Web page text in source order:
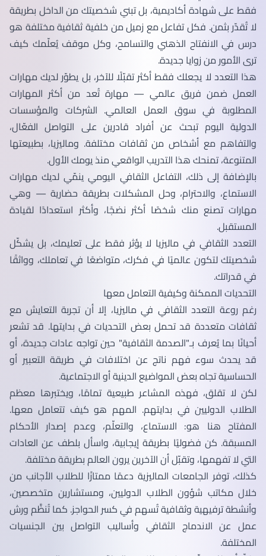
فقط على شهادة أكاديمية، بل تبني شخصيتك من الداخل بطريقة
لا تُقدّر بثمن. فكل تفاعل مع زميل من خلفية ثقافية مختلفة هو
درس في الانفتاح الذهني والتسامح، وكل موقف يُعلّمك كيف
ترى الأمور من زوايا جديدة.
هذا التعدد لا يجعلك فقط أكثر تقبّلًا للآخر، بل يطوّر لديك مهارات
العمل ضمن فريق عالمي — مهارة تُعد من أكثر المهارات
المطلوبة في سوق العمل العالمي. الشركات والمؤسسات
الدولية اليوم تبحث عن أفراد قادرين على التواصل الفعّال،
والتفاهم مع أشخاص من ثقافات مختلفة. وماليزيا، بطبيعتها
المتنوعة، تمنحك هذا التدريب الواقعي منذ يومك الأول.
بالإضافة إلى ذلك، التفاعل الثقافي اليومي ينمّي لديك مهارات
الاستماع، والاحترام، وحل المشكلات بطريقة حضارية — وهي
مهارات تصنع منك شخصًا أكثر نضجًا، وأكثر استعدادًا لقيادة
المستقبل.
التعدد الثقافي في ماليزيا لا يؤثر فقط على تعليمك، بل يشكّل
شخصيتك لتكون عالميًا في فكرك، متواضعًا في تعاملك، وواثقًا
في قدراتك.
التحديات الممكنة وكيفية التعامل معها
رغم روعة التعدد الثقافي في ماليزيا، إلا أن تجربة التعايش مع
ثقافات متعددة قد تحمل بعض التحديات في بدايتها. قد تشعر
أحيانًا بما يُعرف بـ"الصدمة الثقافية" حين تواجه عادات جديدة، أو
قد يحدث سوء فهم ناتج عن اختلافات في طريقة التعبير أو
الحساسية تجاه بعض المواضيع الدينية أو الاجتماعية.
لكن لا تقلق، فهذه المشاعر طبيعية تمامًا، ويختبرها معظم
الطلاب الدوليين في بدايتهم. المهم هو كيف تتعامل معها.
المفتاح هنا هو: الاستماع، والتعلّم، وعدم إصدار الأحكام
المسبقة. كن فضوليًا بطريقة إيجابية، واسأل بلطف عن العادات
التي لا تفهمها، وتقبّل أن الآخرين يرون العالم بطريقة مختلفة.
كذلك، توفر الجامعات الماليزية دعمًا ممتازًا للطلاب الأجانب من
خلال مكاتب شؤون الطلاب الدوليين، ومستشارين متخصصين،
وأنشطة ترفيهية وثقافية تُسهم في كسر الحواجز. كما تُنظَّم ورش
عمل عن الاندماج الثقافي وأساليب التواصل بين الجنسيات
المختلفة.